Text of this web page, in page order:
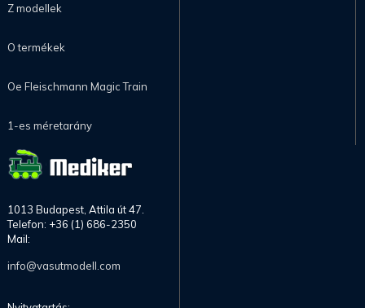
Z modellek
O termékek
Oe Fleischmann Magic Train
1-es méretarány
1013 Budapest, Attila út 47.
Telefon: +36 (1) 686-2350
Mail:
info@vasutmodell.com